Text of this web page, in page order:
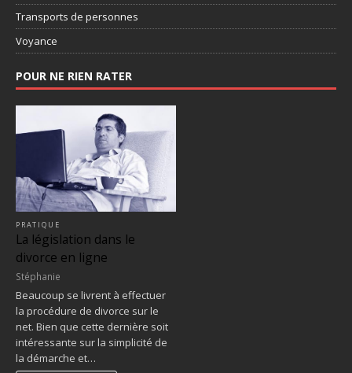
Transports de personnes
Voyance
POUR NE RIEN RATER
PRATIQUE
La législation dans le
divorce en ligne
Stéphanie
Beaucoup se livrent à effectuer
la procédure de divorce sur le
net. Bien que cette dernière soit
intéressante sur la simplicité de
la démarche et…